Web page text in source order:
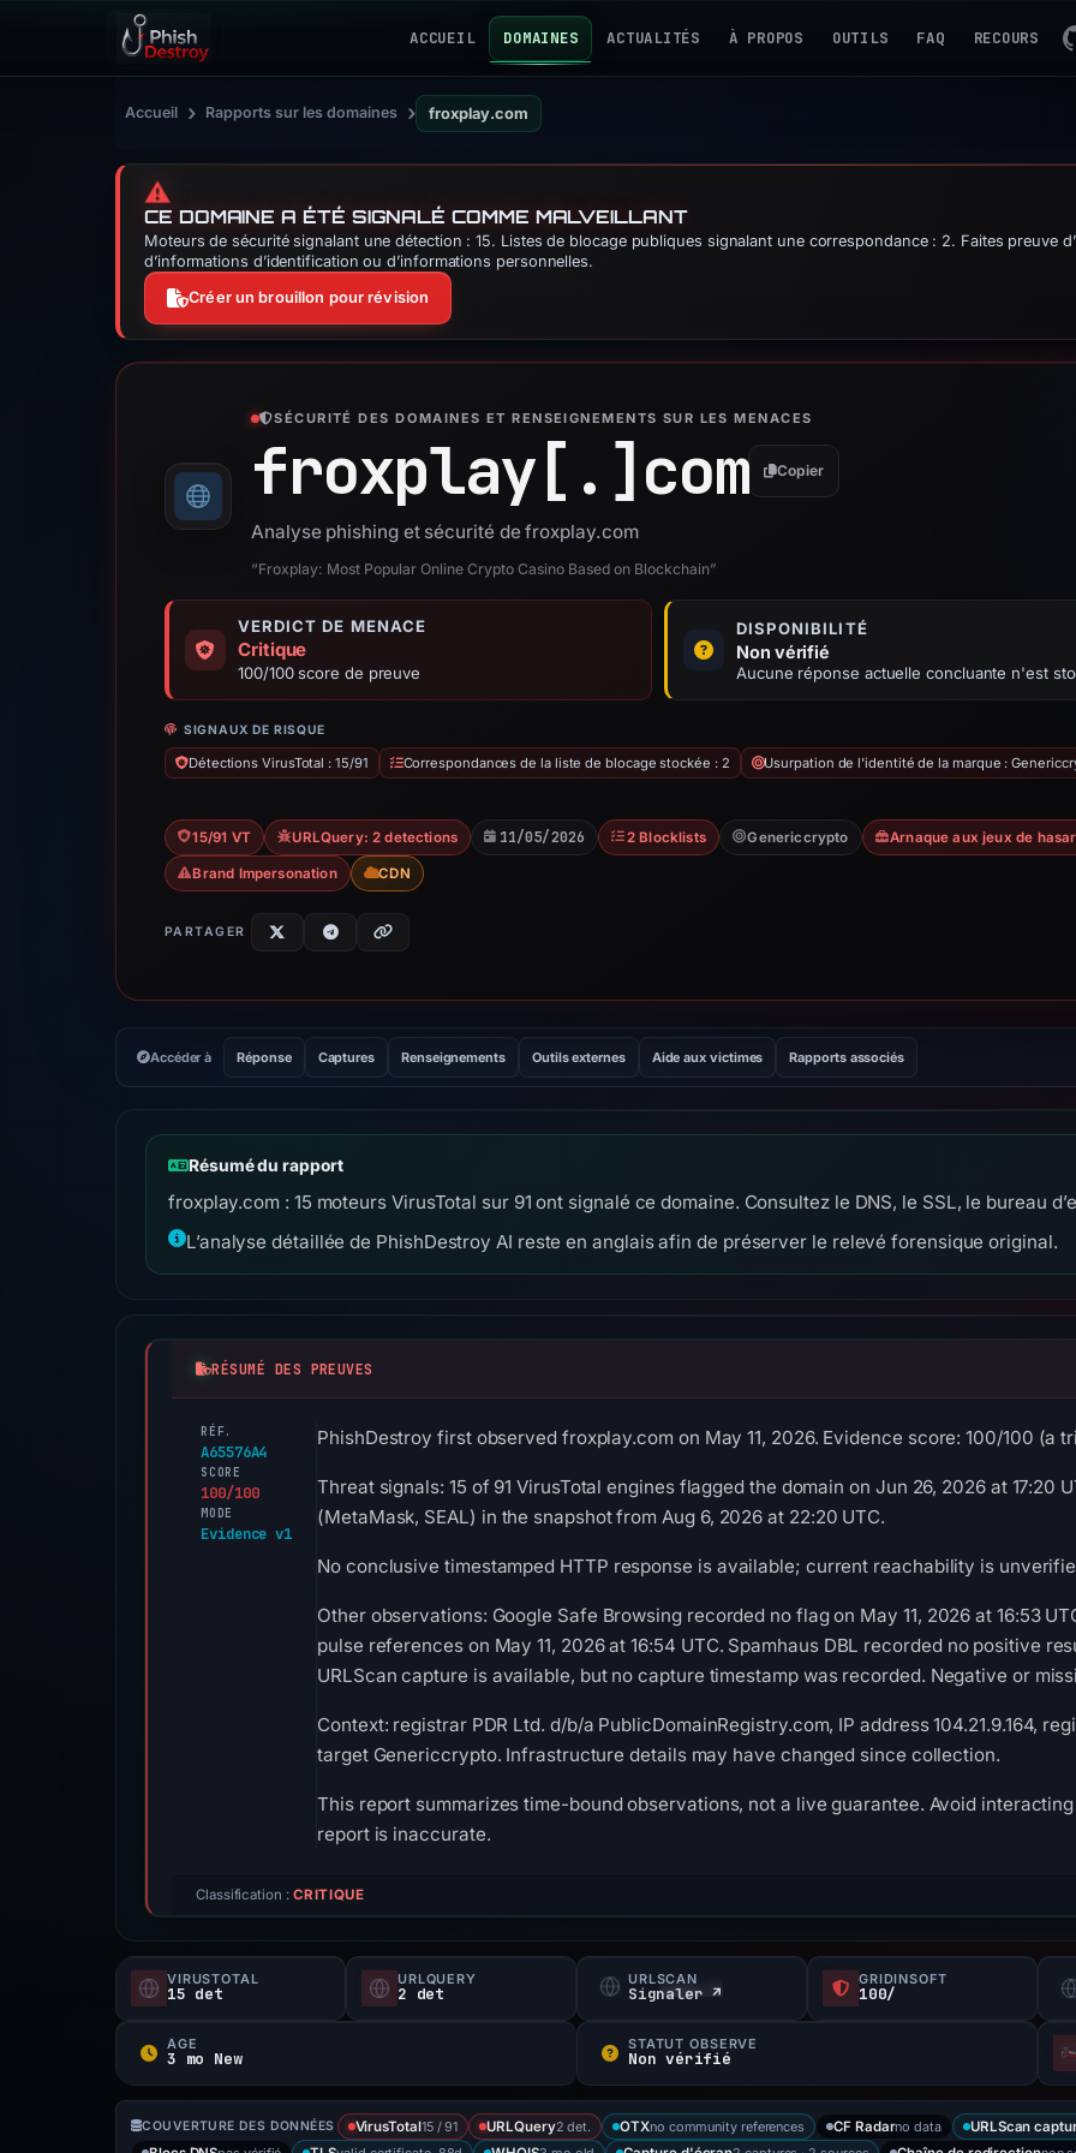
ACCUEIL DOMAINES ACTUALITÉS À PROPOS OUTILS FAQ RECOURS
Accueil › Rapports sur les domaines › froxplay.com
⚠️
CE DOMAINE A ÉTÉ SIGNALÉ COMME MALVEILLANT
Moteurs de sécurité signalant une détection : 15. Listes de blocage publiques signalant une correspondance : 2. Faites preuve
d’informations d’identification ou d’informations personnelles.
Créer un brouillon pour révision
SÉCURITÉ DES DOMAINES ET RENSEIGNEMENTS SUR LES MENACES
froxplay[.]com Copier
Analyse phishing et sécurité de froxplay.com
“Froxplay: Most Popular Online Crypto Casino Based on Blockchain”
VERDICT DE MENACE
Critique
100/100 score de preuve
DISPONIBILITÉ
Non vérifié
Aucune réponse actuelle concluante n'est
SIGNAUX DE RISQUE
Détections VirusTotal : 15/91 Correspondances de la liste de blocage stockée : 2 Usurpation de l'identité de la marque :
15/91 VT URLQuery: 2 detections 11/05/2026 2 Blocklists Genericcrypto Arnaque aux jeux de
Brand Impersonation CDN
PARTAGER
Accéder à Réponse Captures Renseignements Outils externes Aide aux victimes Rapports associés
Résumé du rapport
froxplay.com : 15 moteurs VirusTotal sur 91 ont signalé ce domaine. Consultez le DNS, le SSL, le bureau
L’analyse détaillée de PhishDestroy AI reste en anglais afin de préserver le relevé forensique original.
RÉSUMÉ DES PREUVES
RÉF.
A65576A4
SCORE
100/100
MODE
Evidence v1
PhishDestroy first observed froxplay.com on May 11, 2026. Evidence score: 100/100 (a
Threat signals: 15 of 91 VirusTotal engines flagged the domain on Jun 26, 2026 at 17:20
(MetaMask, SEAL) in the snapshot from Aug 6, 2026 at 22:20 UTC.
No conclusive timestamped HTTP response is available; current reachability is
Other observations: Google Safe Browsing recorded no flag on May 11, 2026 at 16:53
pulse references on May 11, 2026 at 16:54 UTC. Spamhaus DBL recorded no positive
URLScan capture is available, but no capture timestamp was recorded. Negative or
Context: registrar PDR Ltd. d/b/a PublicDomainRegistry.com, IP address 104.21.9.164,
target Genericcrypto. Infrastructure details may have changed since collection.
This report summarizes time-bound observations, not a live guarantee. Avoid
report is inaccurate.
Classification : CRITIQUE
VIRUSTOTAL
15 det
URLQUERY
2 det
URLSCAN
Signaler ↗
GRIDINSOFT
100/
ÂGE
3 mo New
STATUT OBSERVÉ
Non vérifié
COUVERTURE DES DONNÉES VirusTotal15 / 91 URLQuery2 det. OTXno community references CF Radarno data URLScan